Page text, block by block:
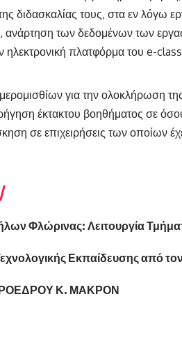
διδασκαλίας τους, στα εν λόγω
ανάρτηση των δεδομένων των
ηλεκτρονική πλατφόρμα του e-
για την ολοκλήρωση
έκτακτου βοηθήματος σε
σε επιχειρήσεις των οποίων
Φλώρινας: Λειτουργία
Εκπαίδευσης από
Κ. ΜΑΚΡΟΝ